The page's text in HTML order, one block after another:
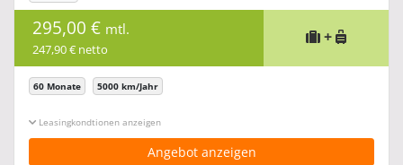
295,00 € mtl.
247,90 € netto
+
60 Monate 5000 km/Jahr
Leasingkonditionen ein-/ausblenden
Angebot anzeigen